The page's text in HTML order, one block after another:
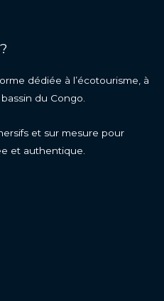
dédiée à l’écotourisme, à
du Congo.
et sur mesure pour
et authentique.